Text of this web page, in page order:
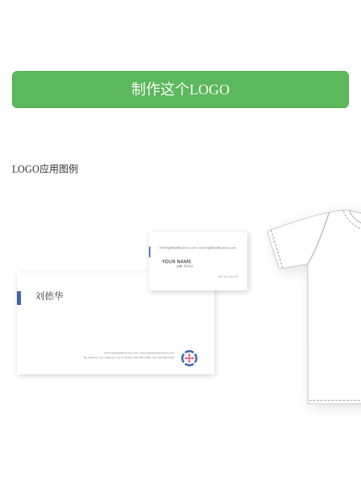
制作这个LOGO
LOGO应用图例